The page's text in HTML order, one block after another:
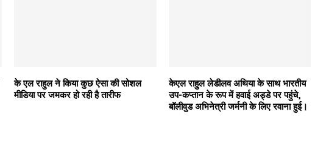
के एल राहुल ने किया कुछ ऐसा की सोशल
मीडिया पर जमकर हो रही है तारीफ
केएल राहुल लेडीलव अथिया के साथ भारतीय
उप-कप्तान के रूप में हवाई अड्डे पर पहुंचे,
बॉलीवुड अभिनेत्री जर्मनी के लिए रवाना हुई।